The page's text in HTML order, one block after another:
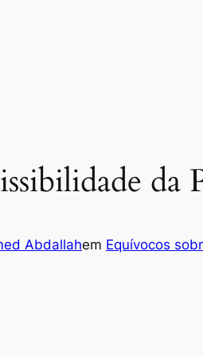
da
Abdallahem Equívocos